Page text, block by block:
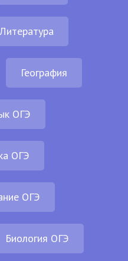
Литература
География
ОГЭ
ОГЭ
ОГЭ
Биология ОГЭ